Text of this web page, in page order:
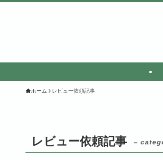
ホーム レビュー依頼記事
レビュー依頼記事 –